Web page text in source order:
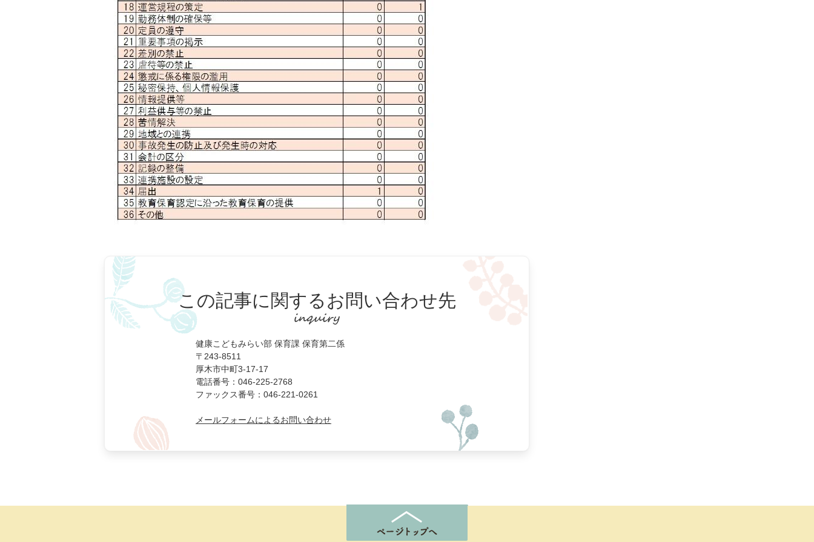
この記事に関するお問い合わせ先
健康こどもみらい部 保育課 保育第二係
〒243-8511
厚木市中町3-17-17
電話番号：046-225-2768
ファックス番号：046-221-0261
メールフォームによるお問い合わせ